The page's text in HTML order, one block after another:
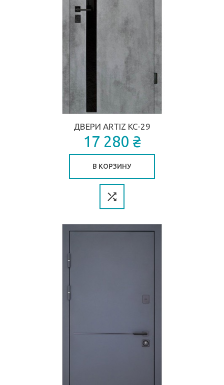
ДВЕРИ ARTIZ КС-29
17 280 ₴
В КОРЗИНУ